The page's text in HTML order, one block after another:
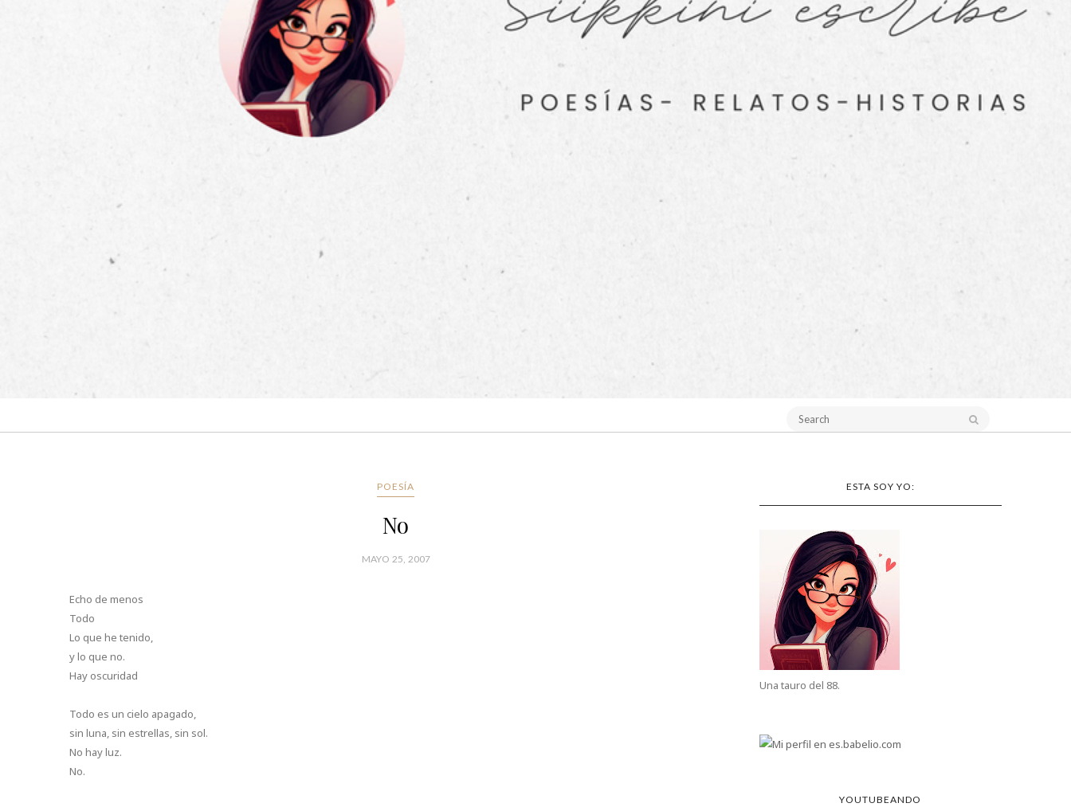
POESÍA
No
MAYO 25, 2007
Echo de menos
Todo
Lo que he tenido,
y lo que no.
Hay oscuridad
Todo es un cielo apagado,
sin luna, sin estrellas, sin sol.
No hay luz.
No.
ESTA SOY YO:
Una tauro del 88.
YOUTUBEANDO